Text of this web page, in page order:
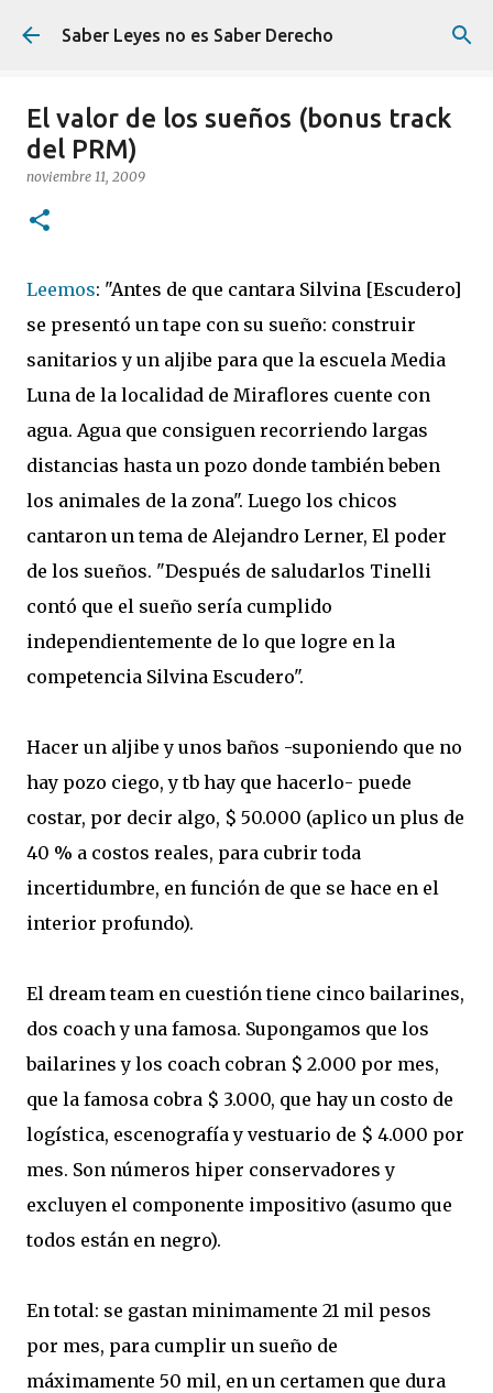
Ir al contenido principal
Saber Leyes no es Saber Derecho
El valor de los sueños (bonus track
del PRM)
noviembre 11, 2009
Leemos: "Antes de que cantara Silvina [Escudero]
se presentó un tape con su sueño: construir
sanitarios y un aljibe para que la escuela Media
Luna de la localidad de Miraflores cuente con
agua. Agua que consiguen recorriendo largas
distancias hasta un pozo donde también beben
los animales de la zona". Luego los chicos
cantaron un tema de Alejandro Lerner, El poder
de los sueños. "Después de saludarlos Tinelli
contó que el sueño sería cumplido
independientemente de lo que logre en la
competencia Silvina Escudero".
Hacer un aljibe y unos baños -suponiendo que no
hay pozo ciego, y tb hay que hacerlo- puede
costar, por decir algo, $ 50.000 (aplico un plus de
40 % a costos reales, para cubrir toda
incertidumbre, en función de que se hace en el
interior profundo).
El dream team en cuestión tiene cinco bailarines,
dos coach y una famosa. Supongamos que los
bailarines y los coach cobran $ 2.000 por mes,
que la famosa cobra $ 3.000, que hay un costo de
logística, escenografía y vestuario de $ 4.000 por
mes. Son números hiper conservadores y
excluyen el componente impositivo (asumo que
todos están en negro).
En total: se gastan minimamente 21 mil pesos
por mes, para cumplir un sueño de
máximamente 50 mil, en un certamen que dura